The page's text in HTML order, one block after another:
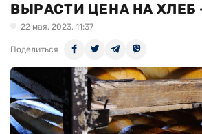
ВЫРАСТИ ЦЕНА НА ХЛЕБ
22 мая, 2023, 11:37
Поделиться